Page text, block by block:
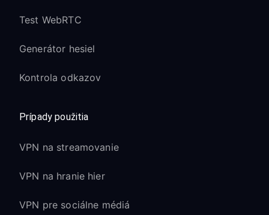
Test WebRTC
Generátor hesiel
Kontrola odkazov
Prípady použitia
VPN na streamovanie
VPN na hranie hier
VPN pre sociálne médiá